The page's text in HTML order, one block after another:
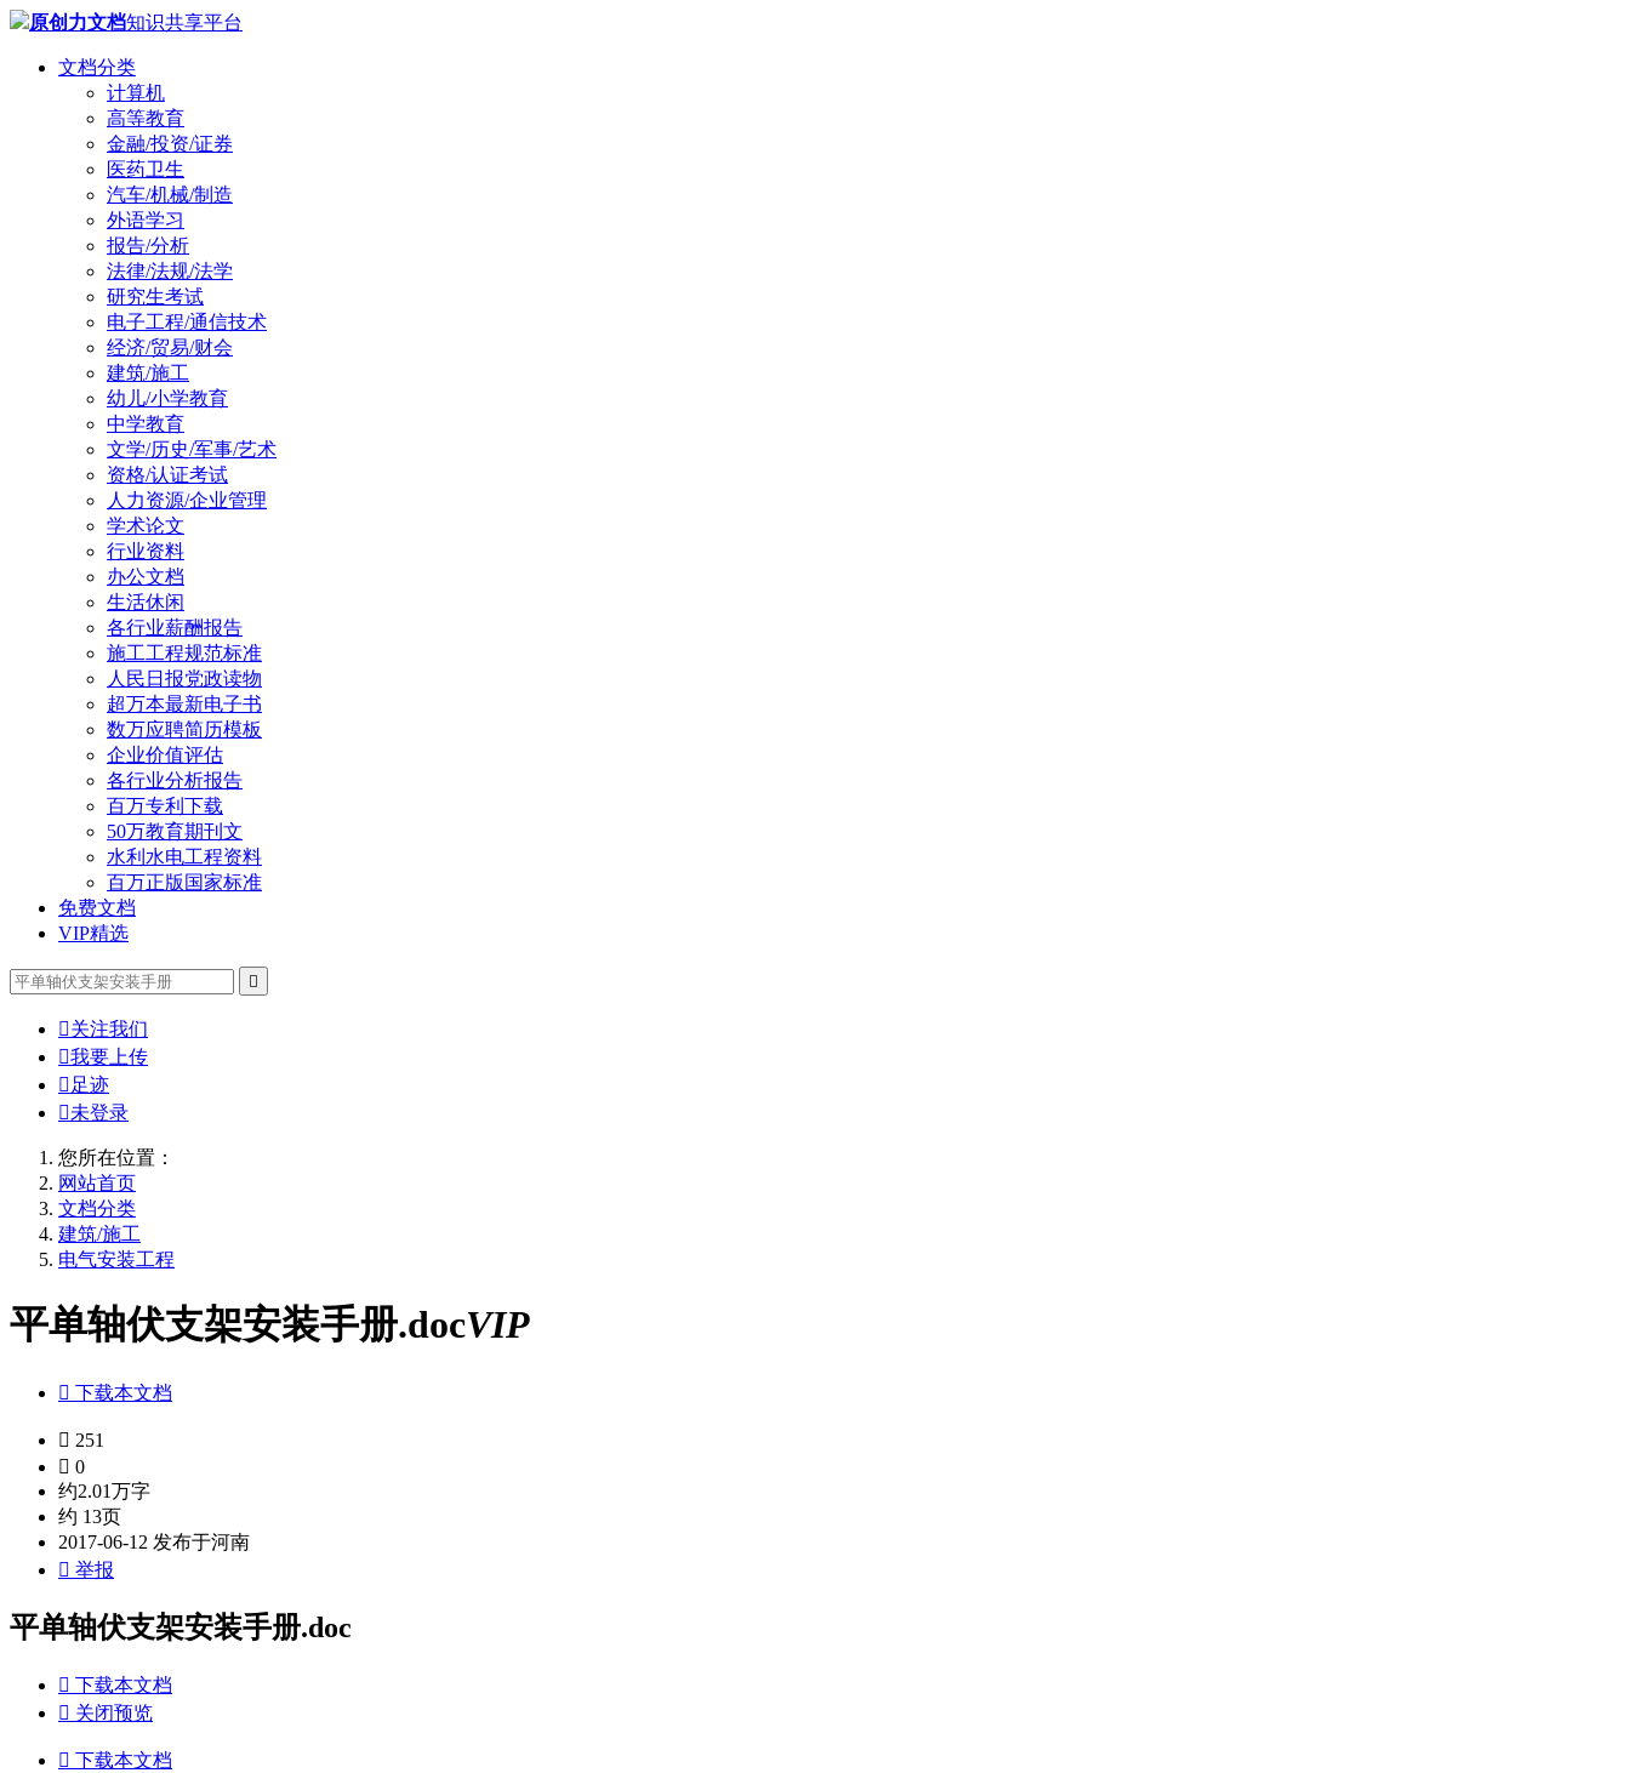
原创力文档知识共享平台
文档分类
计算机
高等教育
金融/投资/证券
医药卫生
汽车/机械/制造
外语学习
报告/分析
法律/法规/法学
研究生考试
电子工程/通信技术
经济/贸易/财会
建筑/施工
幼儿/小学教育
中学教育
文学/历史/军事/艺术
资格/认证考试
人力资源/企业管理
学术论文
行业资料
办公文档
生活休闲
各行业薪酬报告
施工工程规范标准
人民日报党政读物
超万本最新电子书
数万应聘简历模板
企业价值评估
各行业分析报告
百万专利下载
50万教育期刊文
水利水电工程资料
百万正版国家标准
免费文档
VIP精选

关注我们
我要上传
 足迹
未登录
您所在位置：
网站首页
文档分类
建筑/施工
电气安装工程
平单轴伏支架安装手册.docVIP
 下载本文档
 251
 0
约2.01万字
约 13页
2017-06-12 发布于河南
 举报
平单轴伏支架安装手册.doc
 下载本文档
 关闭预览
 下载本文档